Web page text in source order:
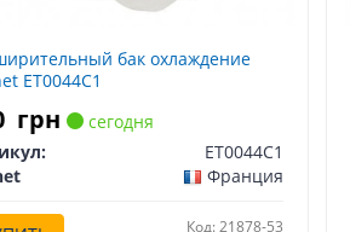
бак охлаждение
ET0044C1
грн
сегодня
ET0044C1
Франция
Код: 21878-53